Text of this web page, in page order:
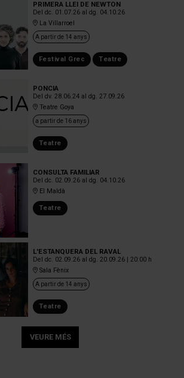
PRIMERA LLEI DE NEWTON
Del dc. 01.07.26al dg. 04.10.26
La Villarroel
A partir de 14 anys
Festival Grec Teatre
PONCIA
Del dv. 28.06.24al dg. 27.09.26
Teatre Goya
a partir de 16 anys
Teatre
CONSULTA FAMILIAR
Del dc. 02.09.26al dg. 04.10.26
El Maldà
Teatre
L'ESTANQUERA DEL RAVAL
Del dc. 02.09.26al dg. 20.09.26| 20:00 h
Sala Fènix
A partir de 14 anys
Teatre
VEURE MÉS